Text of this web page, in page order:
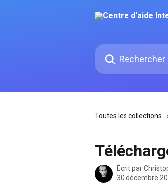
Rechercher un article...
Toutes les collections
Écrit par
30 décembre